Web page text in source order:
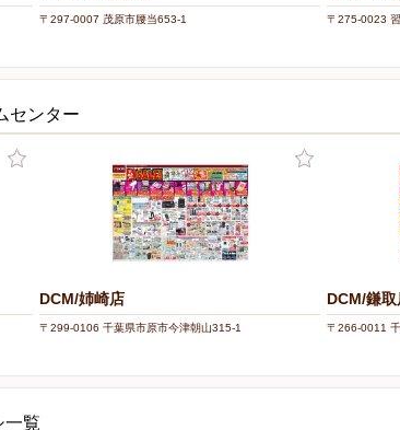
〒297-0007 茂原市腰当653-1 〒275-0023 習
センター
DCM/姉崎店
〒299-0106 千葉県市原市今津朝山315-1
DCM/鎌取
〒266-0011
一覧